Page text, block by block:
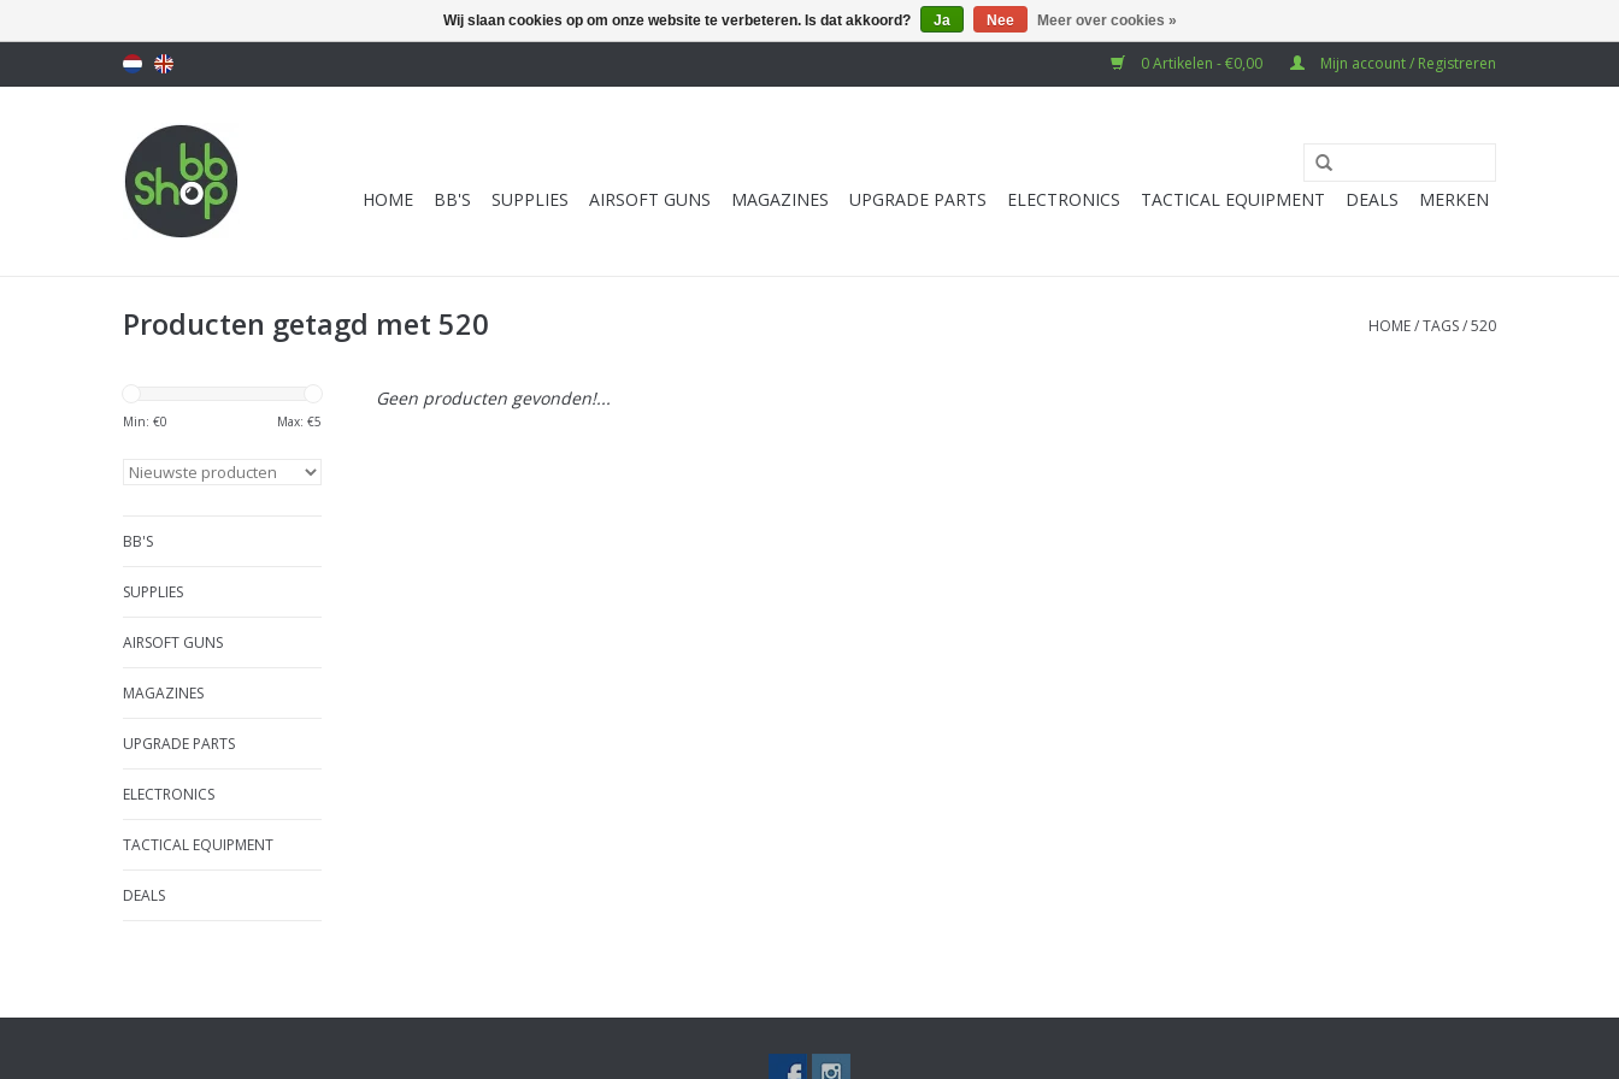
0 Artikelen - €0,00 Mijn account / Registreren
HOME BB'S SUPPLIES AIRSOFT GUNS MAGAZINES UPGRADE PARTS ELECTRONICS TACTICAL EQUIPMENT DEALS MERKEN
Producten getagd met 520 HOME/TAGS/520
Min: €0 Max: €5
BB'S
SUPPLIES
AIRSOFT GUNS
MAGAZINES
UPGRADE PARTS
ELECTRONICS
TACTICAL EQUIPMENT
DEALS
Geen producten gevonden!...
Wij slaan cookies op om onze website te verbeteren. Is dat akkoord? Ja Nee Meer over cookies »